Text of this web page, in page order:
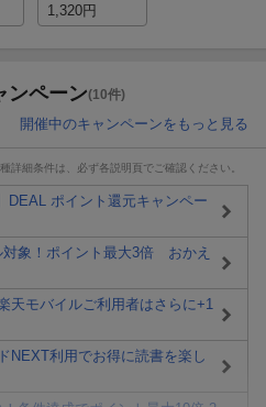
1,320円
ンペーン(10件)
開催中のキャンペーンをもっと見る
細条件は、必ず各説明頁でご確認ください。
DEAL ポイント還元キャンペー
対象！ポイント最大3倍 おかえ
天モバイルご利用者はさらに+1
NEXT利用でお得に読書を楽し